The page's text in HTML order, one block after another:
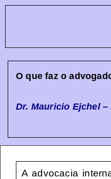
O que faz o
Dr. Mauricio Ejchel –
A advocacia